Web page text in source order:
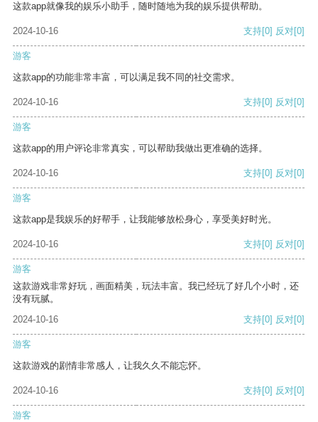
这款app就像我的娱乐小助手，随时随地为我的娱乐提供帮助。
2024-10-16 支持[0] 反对[0]
游客
这款app的功能非常丰富，可以满足我不同的社交需求。
2024-10-16 支持[0] 反对[0]
游客
这款app的用户评论非常真实，可以帮助我做出更准确的选择。
2024-10-16 支持[0] 反对[0]
游客
这款app是我娱乐的好帮手，让我能够放松身心，享受美好时光。
2024-10-16 支持[0] 反对[0]
游客
这款游戏非常好玩，画面精美，玩法丰富。我已经玩了好几个小时，还
没有玩腻。
2024-10-16
支持[0] 反对[0]
游客
这款游戏的剧情非常感人，让我久久不能忘怀。
2024-10-16 支持[0] 反对[0]
游客